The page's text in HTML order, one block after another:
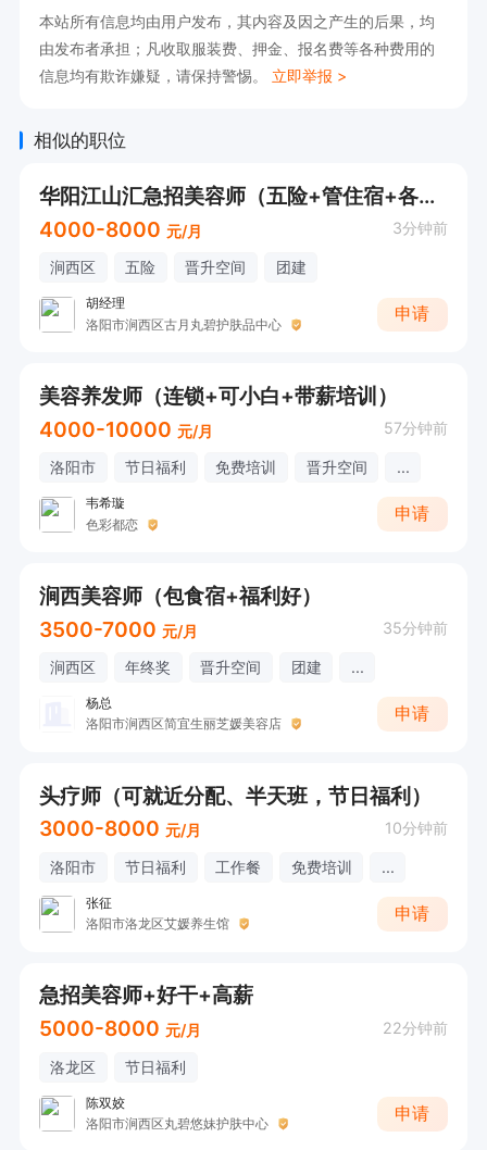
本站所有信息均由用户发布，其内容及因之产生的后果，均
由发布者承担；凡收取服装费、押金、报名费等各种费用的
信息均有欺诈嫌疑，请保持警惕。 立即举报 >
相似的职位
华阳江山汇急招美容师（五险+管住宿+各类奖金+保底4000+）
4000-8000 元/月 3分钟前
涧西区 五险 晋升空间 团建
胡经理
洛阳市涧西区古月丸碧护肤品中心
申请
美容养发师（连锁+可小白+带薪培训）
4000-10000 元/月 57分钟前
洛阳市 节日福利 免费培训 晋升空间 ...
韦希璇
色彩都恋
申请
涧西美容师（包食宿+福利好）
3500-7000 元/月 35分钟前
涧西区 年终奖 晋升空间 团建 ...
杨总
洛阳市涧西区简宜生丽芝媛美容店
申请
头疗师（可就近分配、半天班，节日福利）
3000-8000 元/月 10分钟前
洛阳市 节日福利 工作餐 免费培训 ...
张征
洛阳市洛龙区艾媛养生馆
申请
急招美容师+好干+高薪
5000-8000 元/月 22分钟前
洛龙区 节日福利
陈双姣
洛阳市涧西区丸碧悠妹护肤中心
申请